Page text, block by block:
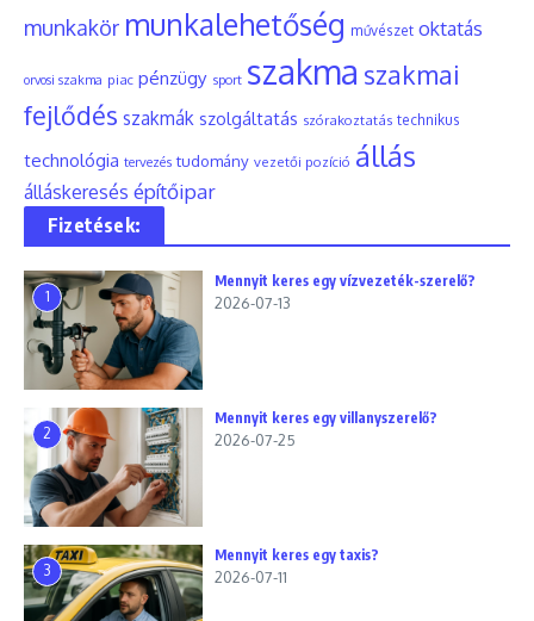
munkakör munkalehetőség művészet oktatás
orvosi szakma piac pénzügy sport szakma szakmai
fejlődés szakmák szolgáltatás szórakoztatás technikus
technológia tervezés tudomány vezetői pozíció állás
álláskeresés építőipar
Fizetések:
1
Mennyit keres egy vízvezeték-szerelő?
2026-07-13
2
Mennyit keres egy villanyszerelő?
2026-07-25
3
Mennyit keres egy taxis?
2026-07-11